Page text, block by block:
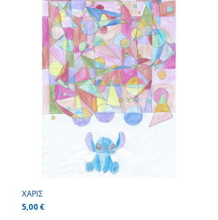
ΧΑΡΙΣ
5,00€